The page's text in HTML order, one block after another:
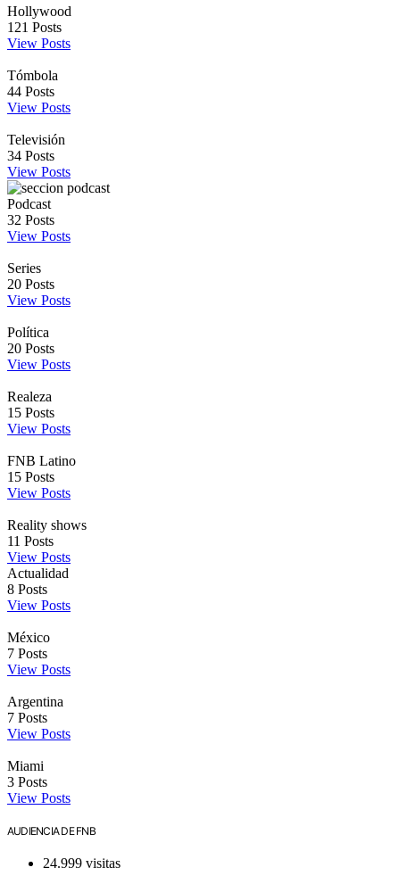
Hollywood
121 Posts
View Posts
Tómbola
44 Posts
View Posts
Televisión
34 Posts
View Posts
Podcast
32 Posts
View Posts
Series
20 Posts
View Posts
Política
20 Posts
View Posts
Realeza
15 Posts
View Posts
FNB Latino
15 Posts
View Posts
Reality shows
11 Posts
View Posts
Actualidad
8 Posts
View Posts
México
7 Posts
View Posts
Argentina
7 Posts
View Posts
Miami
3 Posts
View Posts
AUDIENCIA DE FNB
24.999 visitas